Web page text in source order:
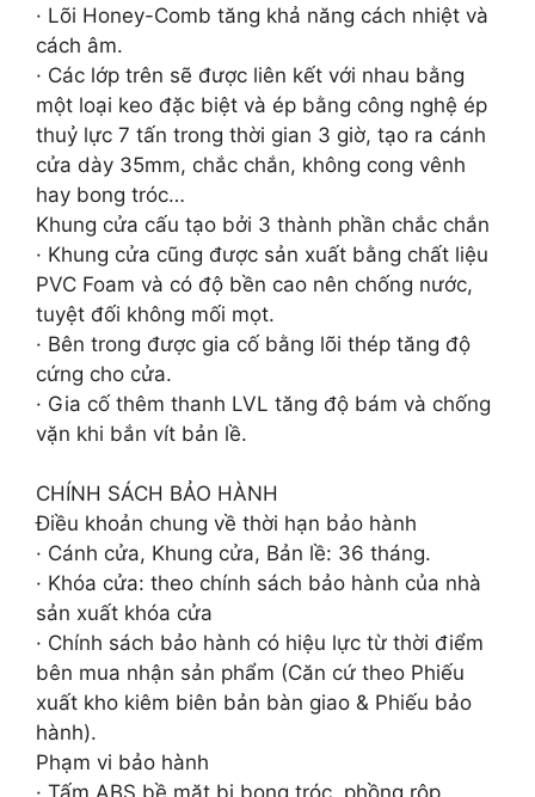
· Lõi Honey-Comb tăng khả năng cách nhiệt và
cách âm.
· Các lớp trên sẽ được liên kết với nhau bằng
một loại keo đặc biệt và ép bằng công nghệ ép
thuỷ lực 7 tấn trong thời gian 3 giờ, tạo ra cánh
cửa dày 35mm, chắc chắn, không cong vênh
hay bong tróc…
Khung cửa cấu tạo bởi 3 thành phần chắc chắn
· Khung cửa cũng được sản xuất bằng chất liệu
PVC Foam và có độ bền cao nên chống nước,
tuyệt đối không mối mọt.
· Bên trong được gia cố bằng lõi thép tăng độ
cứng cho cửa.
· Gia cố thêm thanh LVL tăng độ bám và chống
vặn khi bắn vít bản lề.
CHÍNH SÁCH BẢO HÀNH
Điều khoản chung về thời hạn bảo hành
· Cánh cửa, Khung cửa, Bản lề: 36 tháng.
· Khóa cửa: theo chính sách bảo hành của nhà
sản xuất khóa cửa
· Chính sách bảo hành có hiệu lực từ thời điểm
bên mua nhận sản phẩm (Căn cứ theo Phiếu
xuất kho kiêm biên bản bàn giao & Phiếu bảo
hành).
Phạm vi bảo hành
· Tấm ABS bề mặt bị bong tróc, phồng rộp